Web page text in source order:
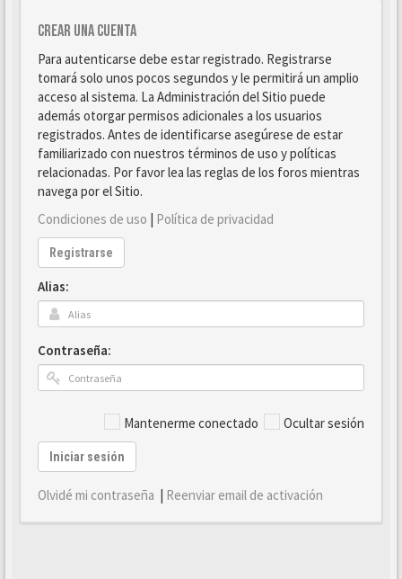
Crear una cuenta
Para autenticarse debe estar registrado. Registrarse
tomará solo unos pocos segundos y le permitirá un amplio
acceso al sistema. La Administración del Sitio puede
además otorgar permisos adicionales a los usuarios
registrados. Antes de identificarse asegúrese de estar
familiarizado con nuestros términos de uso y políticas
relacionadas. Por favor lea las reglas de los foros mientras
navega por el Sitio.
Condiciones de uso | Política de privacidad
Registrarse
Alias:
Contraseña:
Mantenerme conectado Ocultar sesión
Iniciar sesión
Olvidé mi contraseña | Reenviar email de activación